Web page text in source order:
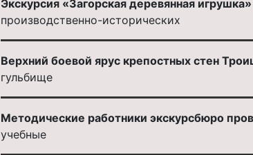
Экскурсия «Загорская деревянная
производственно-исторических
Верхний боевой ярус крепостных стен
гульбище
Методические работники экскурсбюро
учебные